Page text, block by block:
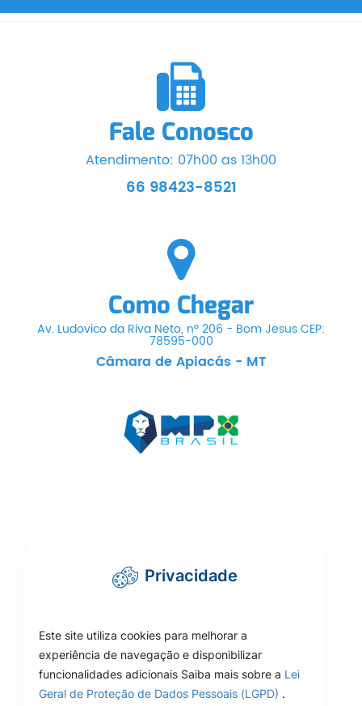
Fale Conosco
Atendimento: 07h00 as 13h00
66 98423-8521
Como Chegar
Av. Ludovico da Riva Neto, nº 206 - Bom Jesus CEP:
78595-000
Câmara de Apiacás - MT
Privacidade
Este site utiliza cookies para melhorar a
experiência de navegação e disponibilizar
funcionalidades adicionais Saiba mais sobre a Lei
Geral de Proteção de Dados Pessoais (LGPD) .